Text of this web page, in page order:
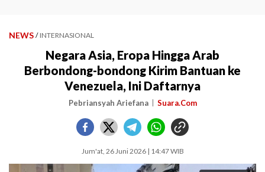
NEWS / INTERNASIONAL
Negara Asia, Eropa Hingga Arab
Berbondong-bondong Kirim Bantuan ke
Venezuela, Ini Daftarnya
Pebriansyah Ariefana Suara.Com
Jum'at, 26 Juni 2026 | 14:47 WIB